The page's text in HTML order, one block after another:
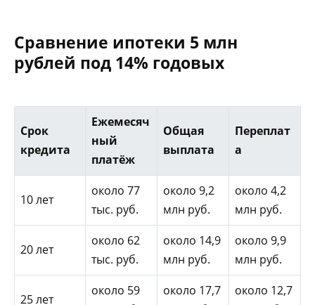
Сравнение ипотеки 5 млн
рублей под 14% годовых
Срок
кредита
Ежемесяч
ный
платёж
Общая
выплата
Переплат
а
10 лет
около 77
тыс. руб.
около 9,2
млн руб.
около 4,2
млн руб.
20 лет
около 62
тыс. руб.
около 14,9
млн руб.
около 9,9
млн руб.
25 лет
около 59
около 17,7
около 12,7